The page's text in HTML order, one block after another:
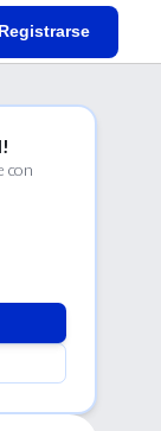
Registrarse
con